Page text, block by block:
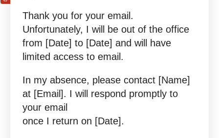
Thank you for your email.
Unfortunately, I will be out of the office
from [Date] to [Date] and will have
limited access to email.
In my absence, please contact [Name]
at [Email]. I will respond promptly to
your email
once I return on [Date].